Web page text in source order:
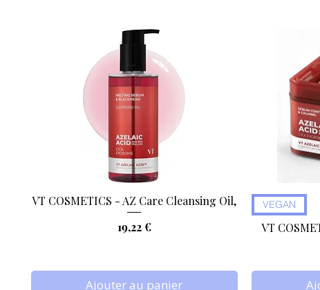
Aperçu rapide
VT COSMETICS - AZ Care Cleansing Oil,
Prix
19,22 €
Ajouter au panier
VEGAN
VT